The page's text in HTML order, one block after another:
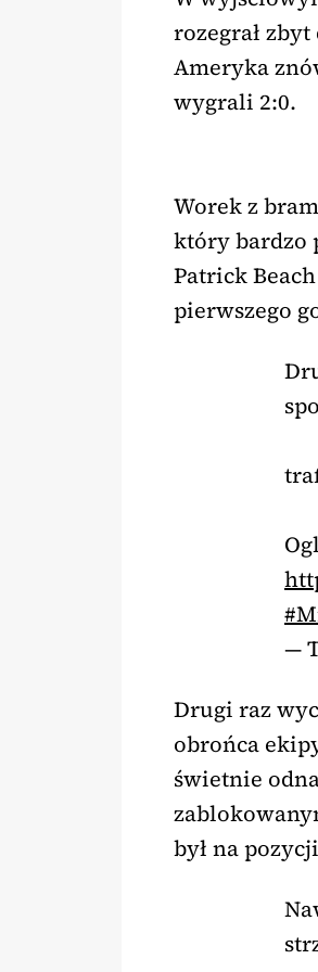
rozegrał
Ameryka
wygrali 2:0.
Worek z
który bardzo
Patrick
pierwszego
—
Drugi raz
obrońca
świetnie
był na